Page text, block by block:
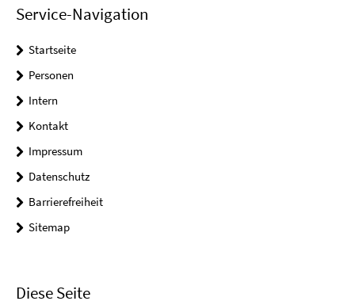
Service-Navigation
Startseite
Personen
Intern
Kontakt
Impressum
Datenschutz
Barrierefreiheit
Sitemap
Diese Seite